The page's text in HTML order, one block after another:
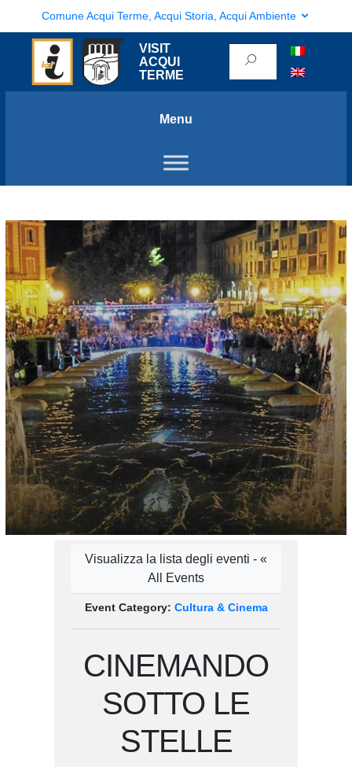
Comune Acqui Terme, Acqui Storia, Acqui Ambiente
VISIT
ACQUI
TERME
Menu
Visualizza la lista degli eventi - «
All Events
Event Category: Cultura & Cinema
CINEMANDO
SOTTO LE
STELLE